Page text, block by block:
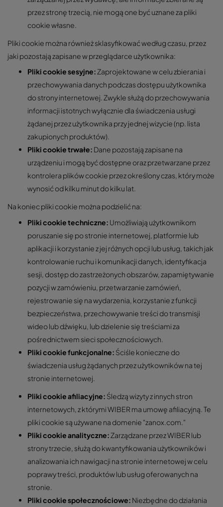
przez stronę trzecią, nie mogą one być uznane za pliki
cookie własne.
Pliki cookie można również sklasyfikować według czasu, przez
jaki pozostają zapisane w przeglądarce użytkownika:
Pliki cookie sesyjne: Zaprojektowane w celu zbierania i
przechowywania danych podczas dostępu użytkownika
do strony internetowej. Zwykle służą do przechowywania
informacji istotnych wyłącznie dla świadczenia usługi
żądanej przez użytkownika przy jednej wizycie (np. lista
zakupionych produktów).
Pliki cookie trwałe: Dane pozostają zapisane na
urządzeniu i mogą być dostępne oraz przetwarzane przez
kontrolera plików cookie przez określony czas, który może
wynosić od kilku minut do kilku lat.
Na koniec pliki cookie można podzielić na:
Pliki cookie techniczne: Umożliwiają użytkownikom
poruszanie się po stronie internetowej, platformie lub
aplikacji i korzystanie z jej różnych opcji lub usług, takich jak
kontrolowanie ruchu i komunikacji danych, identyfikacja
sesji, dostęp do zastrzeżonych obszarów, zapamiętywanie
pozycji w zamówieniu, przetwarzanie zamówień,
rejestrowanie się na wydarzenia, korzystanie z funkcji
bezpieczeństwa, przechowywanie treści do transmisji
wideo lub dźwięku, lub dzielenie się treściami za
pośrednictwem sieci społecznościowych.
Pliki cookie funkcjonalne: Ściśle konieczne do
świadczenia usług żądanych przez użytkowników na tej
stronie internetowej.
Pliki cookie afiliacyjne: Śledzą wizyty z innych stron
internetowych, z którymi WIBER ma umowę afiliacyjną. Te
pliki cookie są używane na domenie "zanox.com."
Pliki cookie analityczne: Zarządzane przez WIBER lub
strony trzecie, służą do kwantyfikowania użytkowników i
analizowania ich nawigacji na stronie internetowej w celu
poprawy treści, produktów lub usług oferowanych na
stronie.
Pliki cookie społecznościowe: Niezbędne do działania